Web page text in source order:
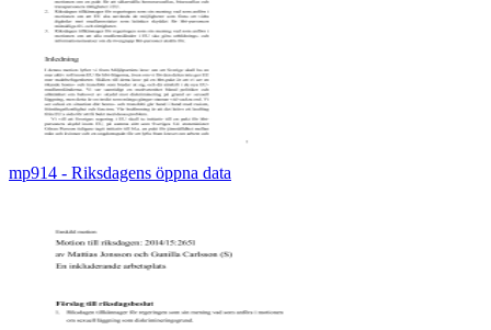
mp914 - Riksdagens öppna data